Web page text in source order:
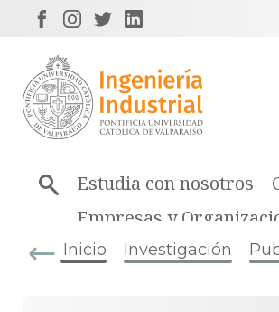
Estudia con nosotros
Empresas y
Inicio Investigación